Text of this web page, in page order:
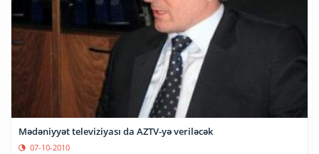
Mədəniyyət televiziyası da AZTV-yə veriləcək
07-10-2010